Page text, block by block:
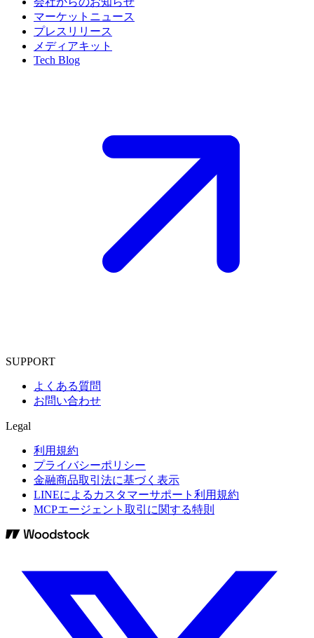
マーケットニュース
プレスリリース
メディアキット
Tech Blog
SUPPORT
よくある質問
お問い合わせ
Legal
利用規約
プライバシーポリシー
金融商品取引法に基づく表示
LINEによるカスタマーサポート利用規約
MCPエージェント取引に関する特則